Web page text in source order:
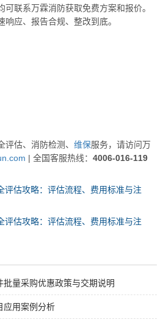
联系万霖消防获取免费方案和报价。
应、报告合规、整改到底。
估、消防检测、 维保服务，请访问万
| 全国客服热线： 4006-016-119
评估攻略：评估流程、费用标准与注
评估攻略：评估流程、费用标准与注
量采购优惠政策与交期说明
应用案例分析